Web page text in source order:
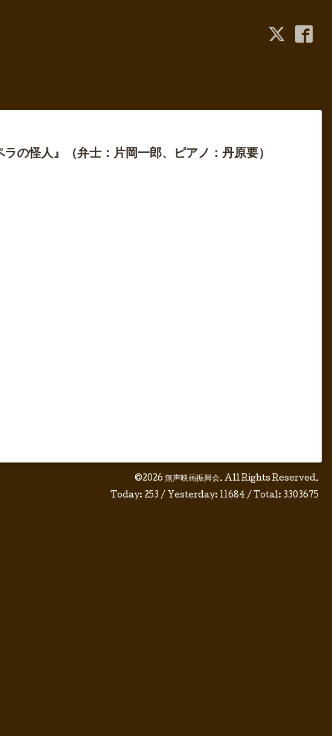
の怪人』（弁士：片岡一郎、ピアノ：丹原要）
©2026 無声映画振興会. All Rights Reserved.
Today: 253 / Yesterday: 11684 / Total: 3303675